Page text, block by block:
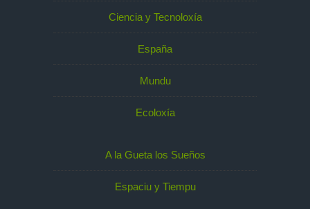
Ciencia y Tecnoloxía
España
Mundu
Ecoloxía
A la Gueta los Sueños
Espaciu y Tiempu